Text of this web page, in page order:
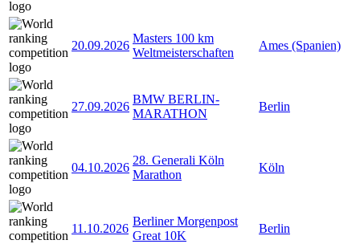
20.09.2026
Masters 100 km
Weltmeisterschaften
Ames (Spanien)
27.09.2026
BMW BERLIN-
MARATHON
Berlin
04.10.2026
28. Generali Köln
Marathon
Köln
11.10.2026
Berliner Morgenpost
Great 10K
Berlin